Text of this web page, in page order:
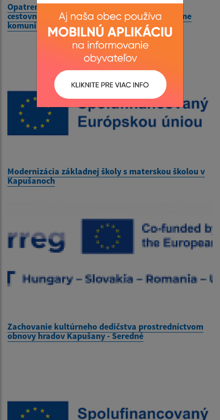
Opatrenia na zvýšenie dostupnosti strediska
cestovného ruchu NKP hrad Kapušany - miestne
komunikácie
Modernizácia základnej školy s materskou školou v
Kapušanoch
Zachovanie kultúrneho dedičstva prostredníctvom
obnovy hradov Kapušany - Seredné